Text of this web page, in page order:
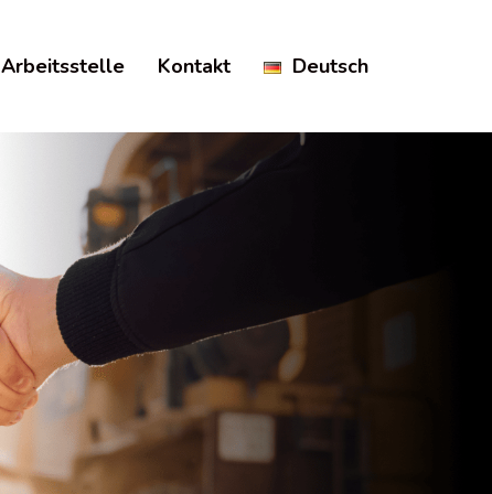
Arbeitsstelle Kontakt Deutsch